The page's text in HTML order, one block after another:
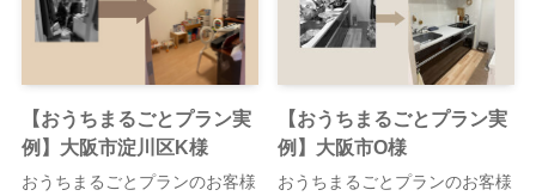
【おうちまるごとプラン実
例】大阪市淀川区K様
おうちまるごとプランのお客様
【おうちまるごとプラン実
例】大阪市O様
おうちまるごとプランのお客様